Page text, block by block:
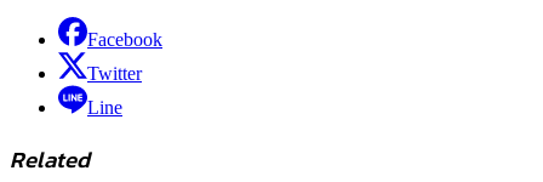
Facebook
Twitter
Line
Related